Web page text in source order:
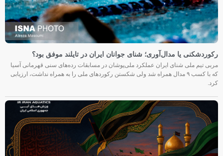
رکوردشکنی یا مدال‌آوری؛ شنای جوانان ایران در تایلند موفق بود؟
مربی تیم ملی شنای ایران عملکرد ملی‌پوشان در مسابقات رده‌های سنی قهرمانی آسیا
که با کسب ۹ مدال همراه شد ولی شکستن رکوردهای ملی را به همراه نداشت، ارزیابی
کرد.